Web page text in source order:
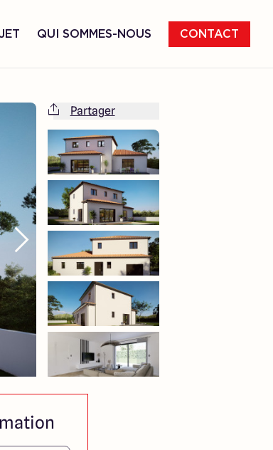
QUI SOMMES-NOUS CONTACT
Cette maison est totalement adaptable
à vos envies et besoins
Partager